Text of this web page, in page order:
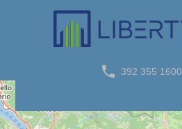
392 355 1600
cucina abitabile